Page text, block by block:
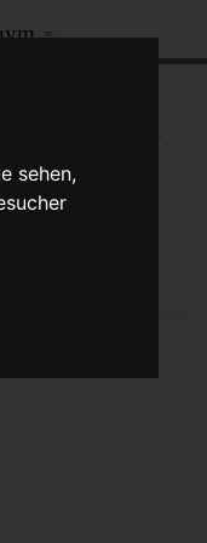
sehen,
diese Seite
an verlinkten